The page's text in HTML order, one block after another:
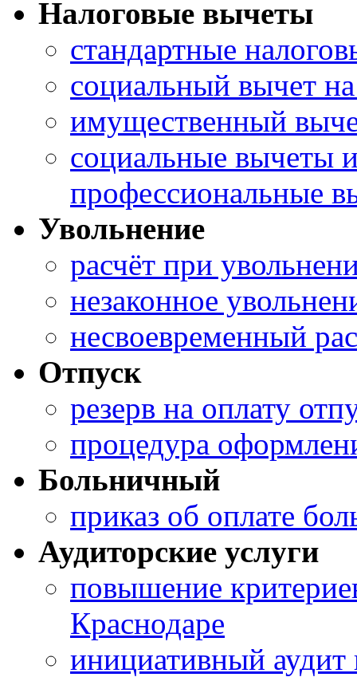
Налоговые вычеты
стандартные
социальный вычет
имущественный
социальные вычеты
профессиональные
Увольнение
расчёт при
незаконное
несвоевременный
Отпуск
резерв на оплату
процедура
Больничный
приказ об оплате
Аудиторские услуги
повышение
Краснодаре
инициативный аудит